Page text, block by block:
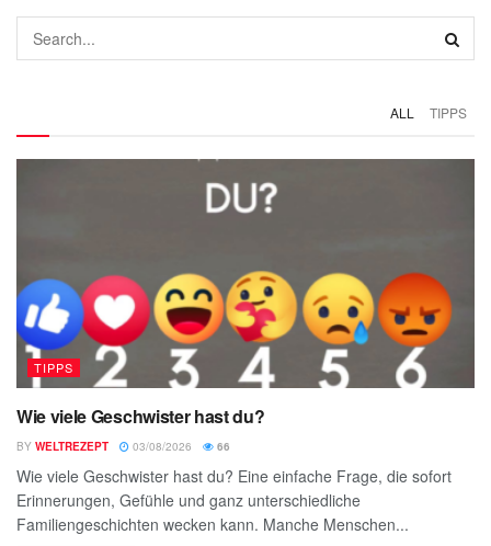
ALL TIPPS
TIPPS
Wie viele Geschwister hast du?
BY WELTREZEPT 03/08/2026 66
Wie viele Geschwister hast du? Eine einfache Frage, die sofort
Erinnerungen, Gefühle und ganz unterschiedliche
Familiengeschichten wecken kann. Manche Menschen...